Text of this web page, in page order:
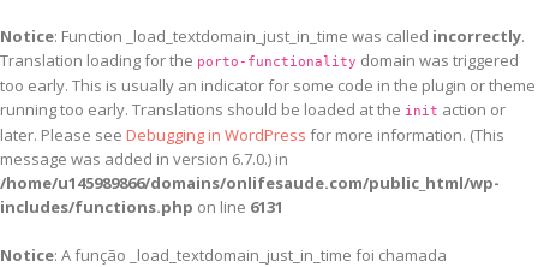
Notice: Function _load_textdomain_just_in_time was called incorrectly.
Translation loading for the porto-functionality domain was triggered
too early. This is usually an indicator for some code in the plugin or theme
running too early. Translations should be loaded at the init action or
later. Please see Debugging in WordPress for more information. (This
message was added in version 6.7.0.) in
/home/u145989866/domains/onlifesaude.com/public_html/wp-
includes/functions.php on line 6131
Notice: A função _load_textdomain_just_in_time foi chamada